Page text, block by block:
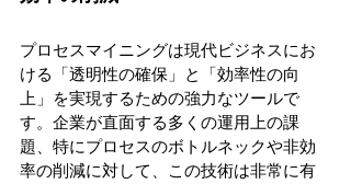
プロセスマイニングは現代ビジネスにお
ける「透明性の確保」と「効率性の向
上」を実現するための強力なツールで
す。企業が直面する多くの運用上の課
題、特にプロセスのボトルネックや非効
率の削減に対して、この技術は非常に有